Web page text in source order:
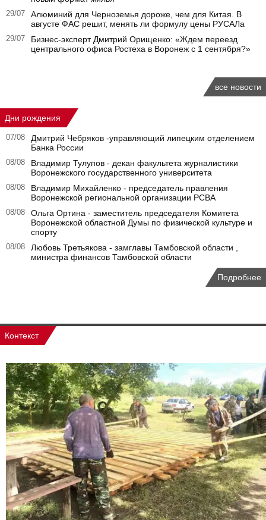
29/07
Алюминий для Черноземья дороже, чем для Китая. В
августе ФАС решит, менять ли формулу цены РУСАЛа
29/07
Бизнес-эксперт Дмитрий Орищенко: «Ждем переезд
центрального офиса Ростеха в Воронеж с 1 сентября?»
все новости
Дни рождения
07/08
Дмитрий Чебряков -управляющий липецким отделением
Банка России
08/08
Владимир Тулупов - декан факультета журналистики
Воронежского государственного университета
08/08
Владимир Михайленко - председатель правления
Воронежской региональной организации РСВА
08/08
Ольга Ортина - заместитель председателя Комитета
Воронежской областной Думы по физической культуре и
спорту
08/08
Любовь Третьякова - замглавы Тамбовской области ,
министра финансов Тамбовской области
Подробнее
Контекст